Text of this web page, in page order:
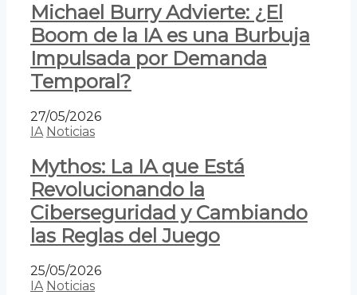
Michael Burry Advierte: ¿El
Boom de la IA es una Burbuja
Impulsada por Demanda
Temporal?
27/05/2026
IA Noticias
Mythos: La IA que Está
Revolucionando la
Ciberseguridad y Cambiando
las Reglas del Juego
25/05/2026
IA Noticias